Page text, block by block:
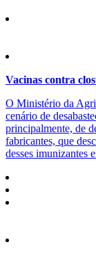
Vacinas contra
O Ministério da
cenário de
principalmente, de
fabricantes, que
desses imunizantes